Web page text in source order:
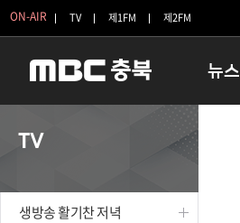
ON-AIR TV 제1FM 제2FM
뉴스
TV
생방송 활기찬 저녁